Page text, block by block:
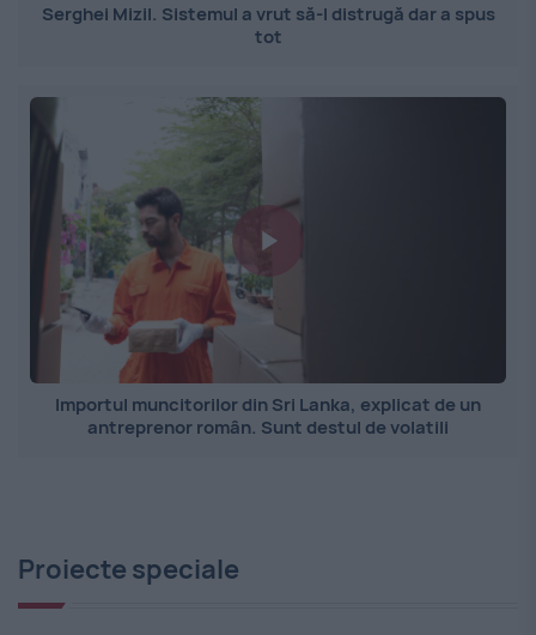
Serghei Mizil. Sistemul a vrut să-l distrugă dar a spus
tot
Importul muncitorilor din Sri Lanka, explicat de un
antreprenor român. Sunt destul de volatili
Proiecte speciale